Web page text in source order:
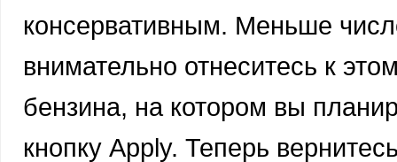
консервативным. Меньше
внимательно отнеситесь к
бензина, на котором вы
кнопку Apply. Теперь